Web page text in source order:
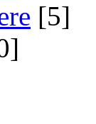
[5]